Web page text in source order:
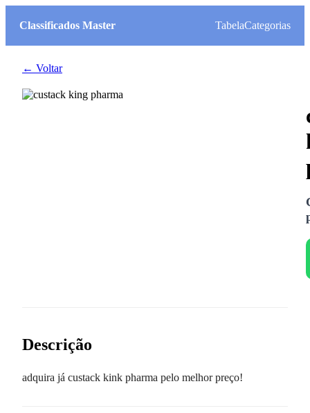
Classificados Master TabelaCategorias
← Voltar
Descrição
adquira já custack kink pharma pelo melhor preço!